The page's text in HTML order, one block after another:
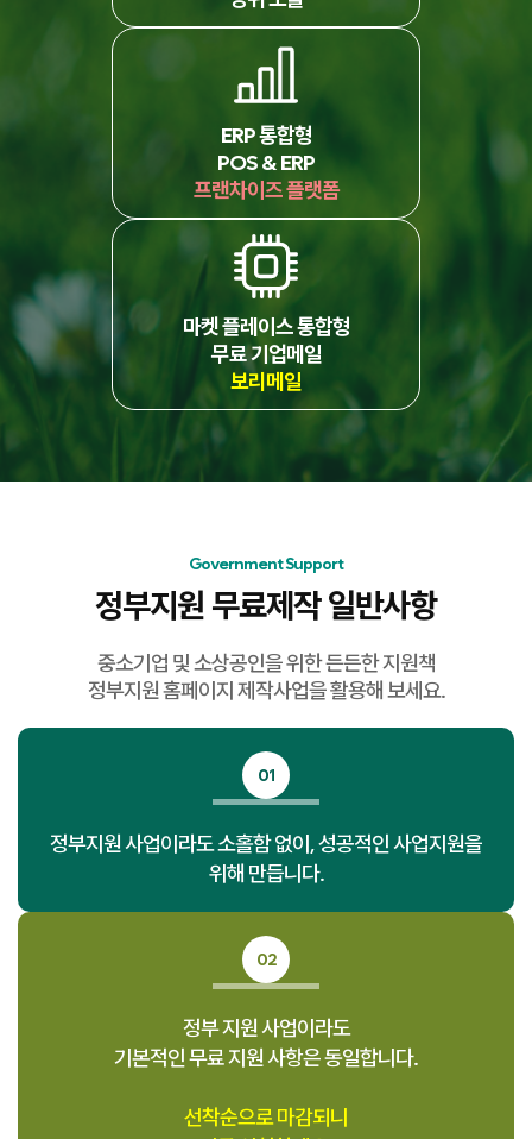
ERP 통합형
POS & ERP
프랜차이즈 플랫폼
마켓 플레이스 통합형
무료 기업메일
보리메일
Government Support
정부지원 무료제작 일반사항
중소기업 및 소상공인을 위한 든든한 지원책
정부지원 홈페이지 제작사업을 활용해 보세요.
01
정부지원 사업이라도 소홀함 없이, 성공적인 사업지원을
위해 만듭니다.
02
정부 지원 사업이라도
기본적인 무료 지원 사항은 동일합니다.
선착순으로 마감되니